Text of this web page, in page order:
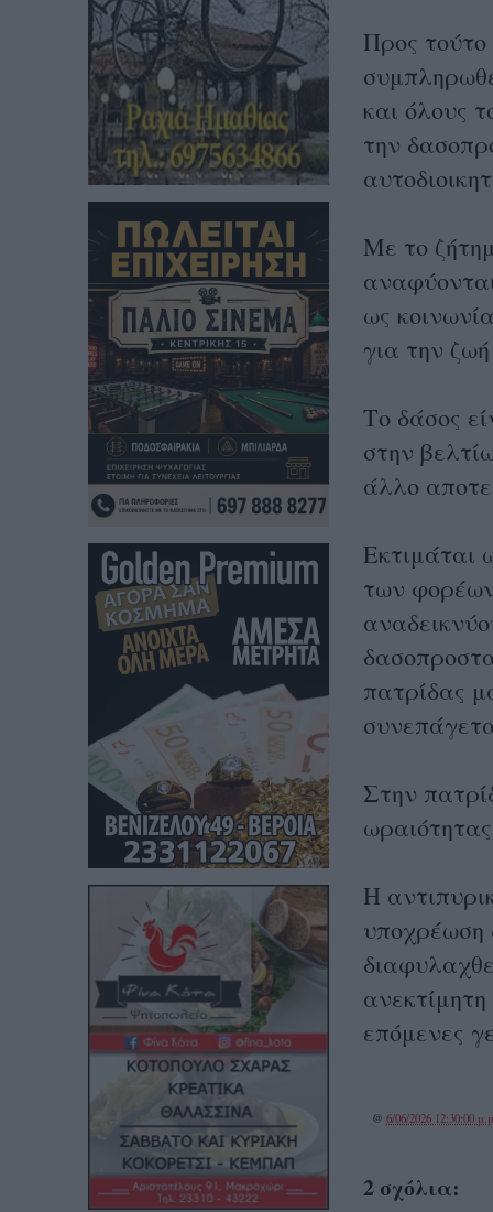
Προς τούτο
και όλους
την
Με το
ως
για την
Το δάσος
στην
άλλο
Εκτιμάται
των
πατρίδας
Στην
Η
υποχρέωση
επόμενες
@ 6/06/2026 12:30:00
2 σχόλια: